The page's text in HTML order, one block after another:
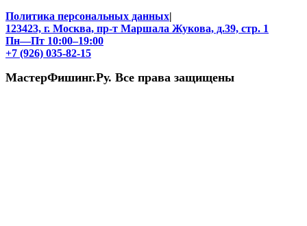
Политика персональных данных|
123423, г. Москва, пр-т Маршала Жукова, д.39, стр. 1
Пн—Пт 10:00–19:00
+7 (926) 035-82-15
МастерФишинг.Ру. Все права защищены